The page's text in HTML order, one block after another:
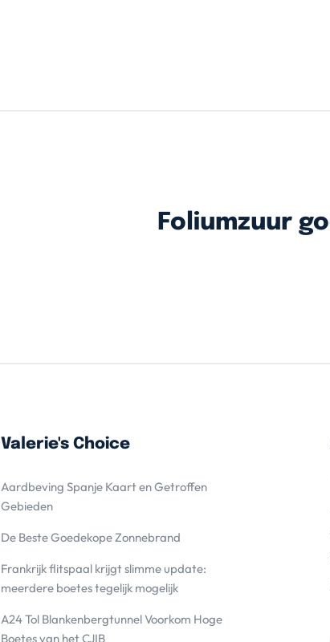
Foliumzuur
Valerie's Choice
Aardbeving Spanje Kaart en Getroffen
Gebieden
De Beste Goedekope Zonnebrand
Frankrijk flitspaal krijgt slimme update:
meerdere boetes tegelijk mogelijk
A24 Tol Blankenbergtunnel Voorkom Hoge
Boetes van het CJIB